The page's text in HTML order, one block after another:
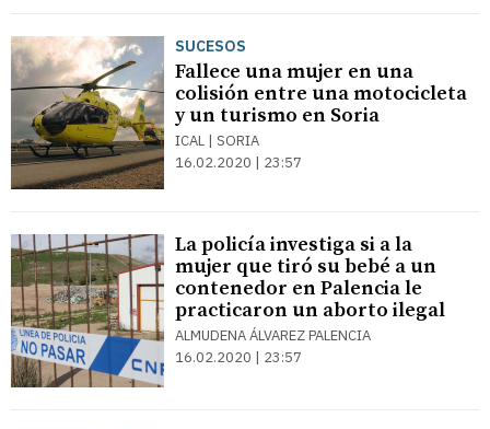
SUCESOS
Fallece una mujer en una
colisión entre una motocicleta
y un turismo en Soria
ICAL | SORIA
16.02.2020 | 23:57
La policía investiga si a la
mujer que tiró su bebé a un
contenedor en Palencia le
practicaron un aborto ilegal
ALMUDENA ÁLVAREZ PALENCIA
16.02.2020 | 23:57